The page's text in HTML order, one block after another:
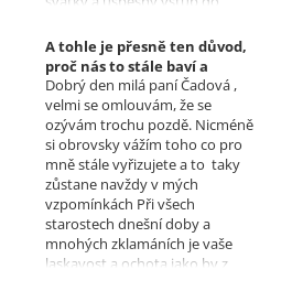
A tohle je přesně ten důvod,
proč nás to stále baví a
naplňuje, poděkování od pana
Míška.
Realizoval makléř: Sylva
Čadová
Dobrý den milá paní Čadová ,
velmi se omlouvám, že se
ozývám trochu pozdě. Nicméně
si obrovsky vážím toho co pro
mně stále vyřizujete a to taky
zůstane navždy v mých
vzpomínkách Při všech
starostech dnešní doby a
mnohých zklamáních je vaše
laskavost a ochota jako by z